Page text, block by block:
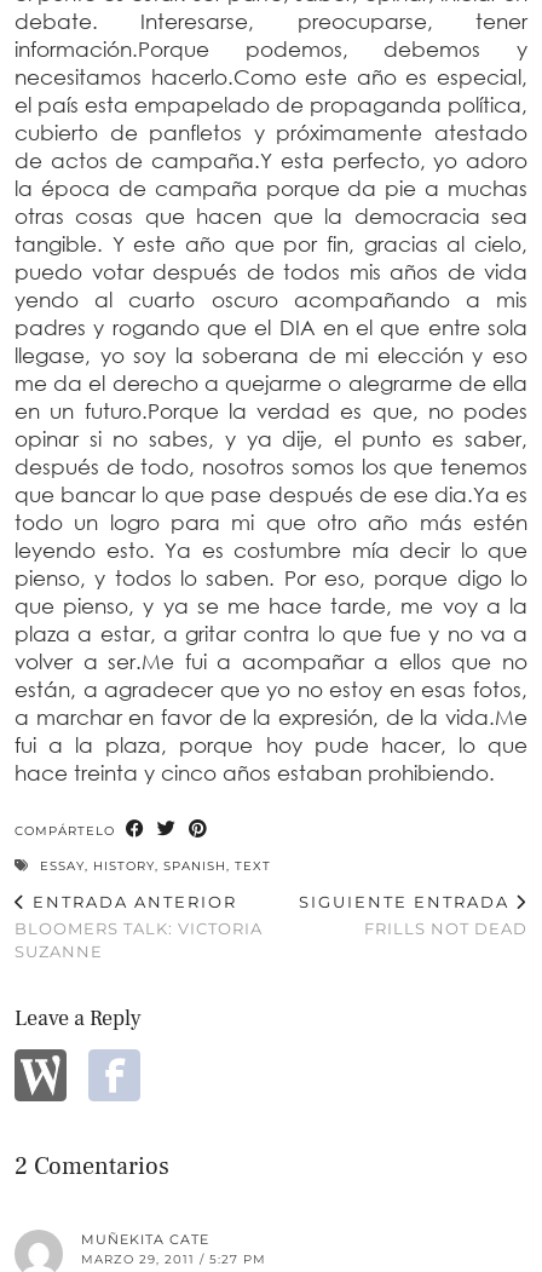
debate. Interesarse, preocuparse, tener
información.Porque podemos, debemos y
necesitamos hacerlo.Como este año es especial,
el país esta empapelado de propaganda política,
cubierto de panfletos y próximamente atestado
de actos de campaña.Y esta perfecto, yo adoro
la época de campaña porque da pie a muchas
otras cosas que hacen que la democracia sea
tangible. Y este año que por fin, gracias al cielo,
puedo votar después de todos mis años de vida
yendo al cuarto oscuro acompañando a mis
padres y rogando que el DIA en el que entre sola
llegase, yo soy la soberana de mi elección y eso
me da el derecho a quejarme o alegrarme de ella
en un futuro.Porque la verdad es que, no podes
opinar si no sabes, y ya dije, el punto es saber,
después de todo, nosotros somos los que tenemos
que bancar lo que pase después de ese dia.Ya es
todo un logro para mi que otro año más estén
leyendo esto. Ya es costumbre mía decir lo que
pienso, y todos lo saben. Por eso, porque digo lo
que pienso, y ya se me hace tarde, me voy a la
plaza a estar, a gritar contra lo que fue y no va a
volver a ser.Me fui a acompañar a ellos que no
están, a agradecer que yo no estoy en esas fotos,
a marchar en favor de la expresión, de la vida.Me
fui a la plaza, porque hoy pude hacer, lo que
hace treinta y cinco años estaban prohibiendo.
COMPÁRTELO
ESSAY, HISTORY, SPANISH, TEXT
ENTRADA ANTERIOR
BLOOMERS TALK: VICTORIA
SUZANNE
SIGUIENTE ENTRADA
FRILLS NOT DEAD
Leave a Reply
2 Comentarios
MUÑEKITA CATE
MARZO 29, 2011 / 5:27 PM